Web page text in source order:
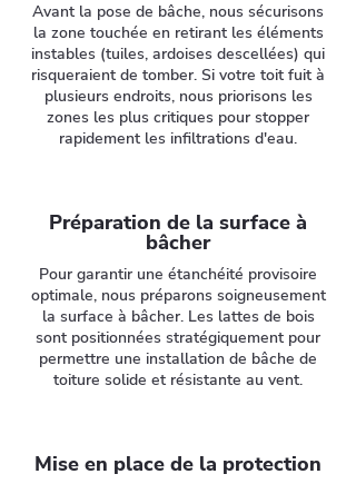
Avant la pose de bâche, nous sécurisons
la zone touchée en retirant les éléments
instables (tuiles, ardoises descellées) qui
risqueraient de tomber. Si votre toit fuit à
plusieurs endroits, nous priorisons les
zones les plus critiques pour stopper
rapidement les infiltrations d'eau.
Préparation de la surface à
bâcher
Pour garantir une étanchéité provisoire
optimale, nous préparons soigneusement
la surface à bâcher. Les lattes de bois
sont positionnées stratégiquement pour
permettre une installation de bâche de
toiture solide et résistante au vent.
Mise en place de la protection